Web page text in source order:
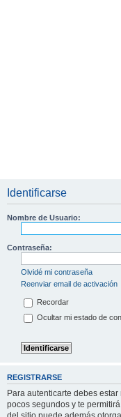
Identificarse
Nombre de Usuario:
Contraseña:
Olvidé mi contraseña
Reenviar email de activación
Recordar
Ocultar mi estado de
REGISTRARSE
Para autenticarte debes
pocos segundos y te